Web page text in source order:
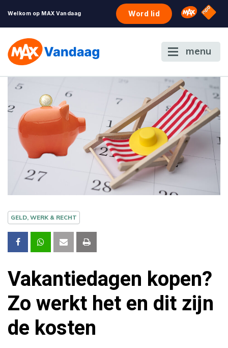
Welkom op MAX Vandaag Word lid Omroep
NPO
menu
GELD, WERK & RECHT
Vakantiedagen kopen?
Zo werkt het en dit zijn
de kosten